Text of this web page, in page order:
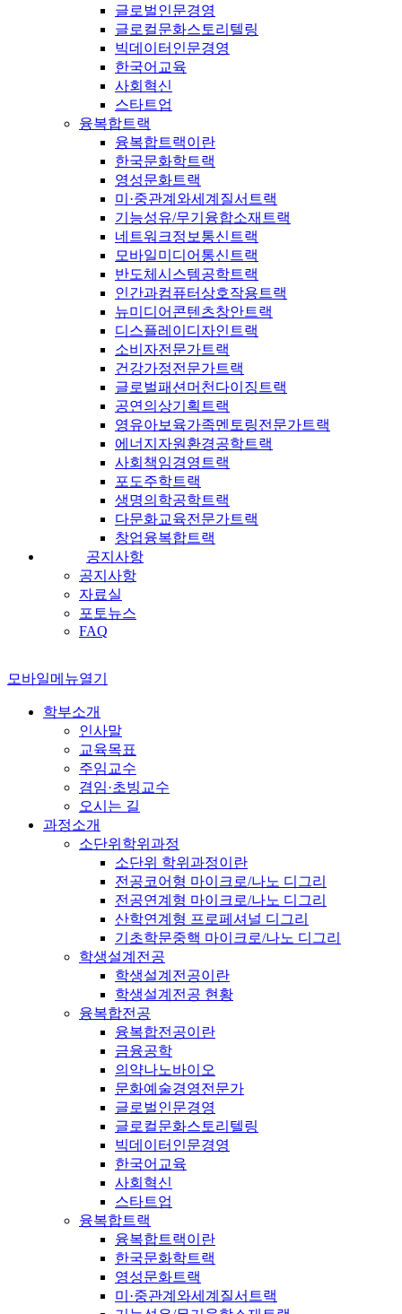
글로벌인문경영
글로컬문화스토리텔링
빅데이터인문경영
한국어교육
사회혁신
스타트업
융복합트랙
융복합트랙이란
한국문화학트랙
영성문화트랙
미·중관계와세계질서트랙
기능성유/무기융합소재트랙
네트워크정보통신트랙
모바일미디어통신트랙
반도체시스템공학트랙
인간과컴퓨터상호작용트랙
뉴미디어콘텐츠창안트랙
디스플레이디자인트랙
소비자전문가트랙
건강가정전문가트랙
글로벌패션머천다이징트랙
공연의상기획트랙
영유아보육가족멘토링전문가트랙
에너지자원환경공학트랙
사회책임경영트랙
포도주학트랙
생명의학공학트랙
다문화교육전문가트랙
창업융복합트랙
공지사항
공지사항
자료실
포토뉴스
FAQ
모바일메뉴열기
학부소개
인사말
교육목표
주임교수
겸임·초빙교수
오시는 길
과정소개
소단위학위과정
소단위 학위과정이란
전공코어형 마이크로/나노 디그리
전공연계형 마이크로/나노 디그리
산학연계형 프로페셔널 디그리
기초학문중핵 마이크로/나노 디그리
학생설계전공
학생설계전공이란
학생설계전공 현황
융복합전공
융복합전공이란
금융공학
의약나노바이오
문화예술경영전문가
글로벌인문경영
글로컬문화스토리텔링
빅데이터인문경영
한국어교육
사회혁신
스타트업
융복합트랙
융복합트랙이란
한국문화학트랙
영성문화트랙
미·중관계와세계질서트랙